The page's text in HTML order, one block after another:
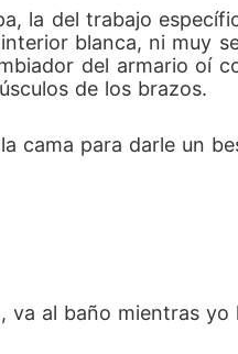
la del trabajo
blanca, ni muy
del armario oí
de los brazos.
cama para darle un
al baño mientras